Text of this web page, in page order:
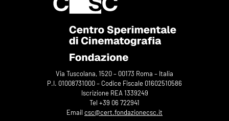
Via Tuscolana, 1520 – 00173 Roma – Italia
P.I. 01008731000 – Codice Fiscale 01602510586
Iscrizione REA 1339249
Tel +39 06 722941
Email csc@cert.fondazionecsc.it